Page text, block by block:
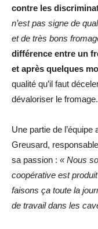
contre les
n’est pas signe de
et de très bons
différence entre un
et après quelques
qualité qu’il faut
dévaloriser le fromage.
Une partie de
Greusard,
sa passion : « Nous
coopérative est
faisons ça toute la
de travail dans les